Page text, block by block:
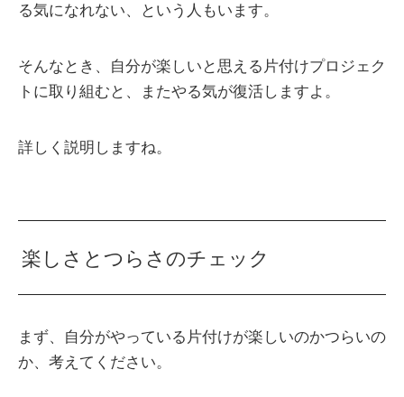
る気になれない、という人もいます。
そんなとき、自分が楽しいと思える片付けプロジェク
トに取り組むと、またやる気が復活しますよ。
詳しく説明しますね。
楽しさとつらさのチェック
まず、自分がやっている片付けが楽しいのかつらいの
か、考えてください。